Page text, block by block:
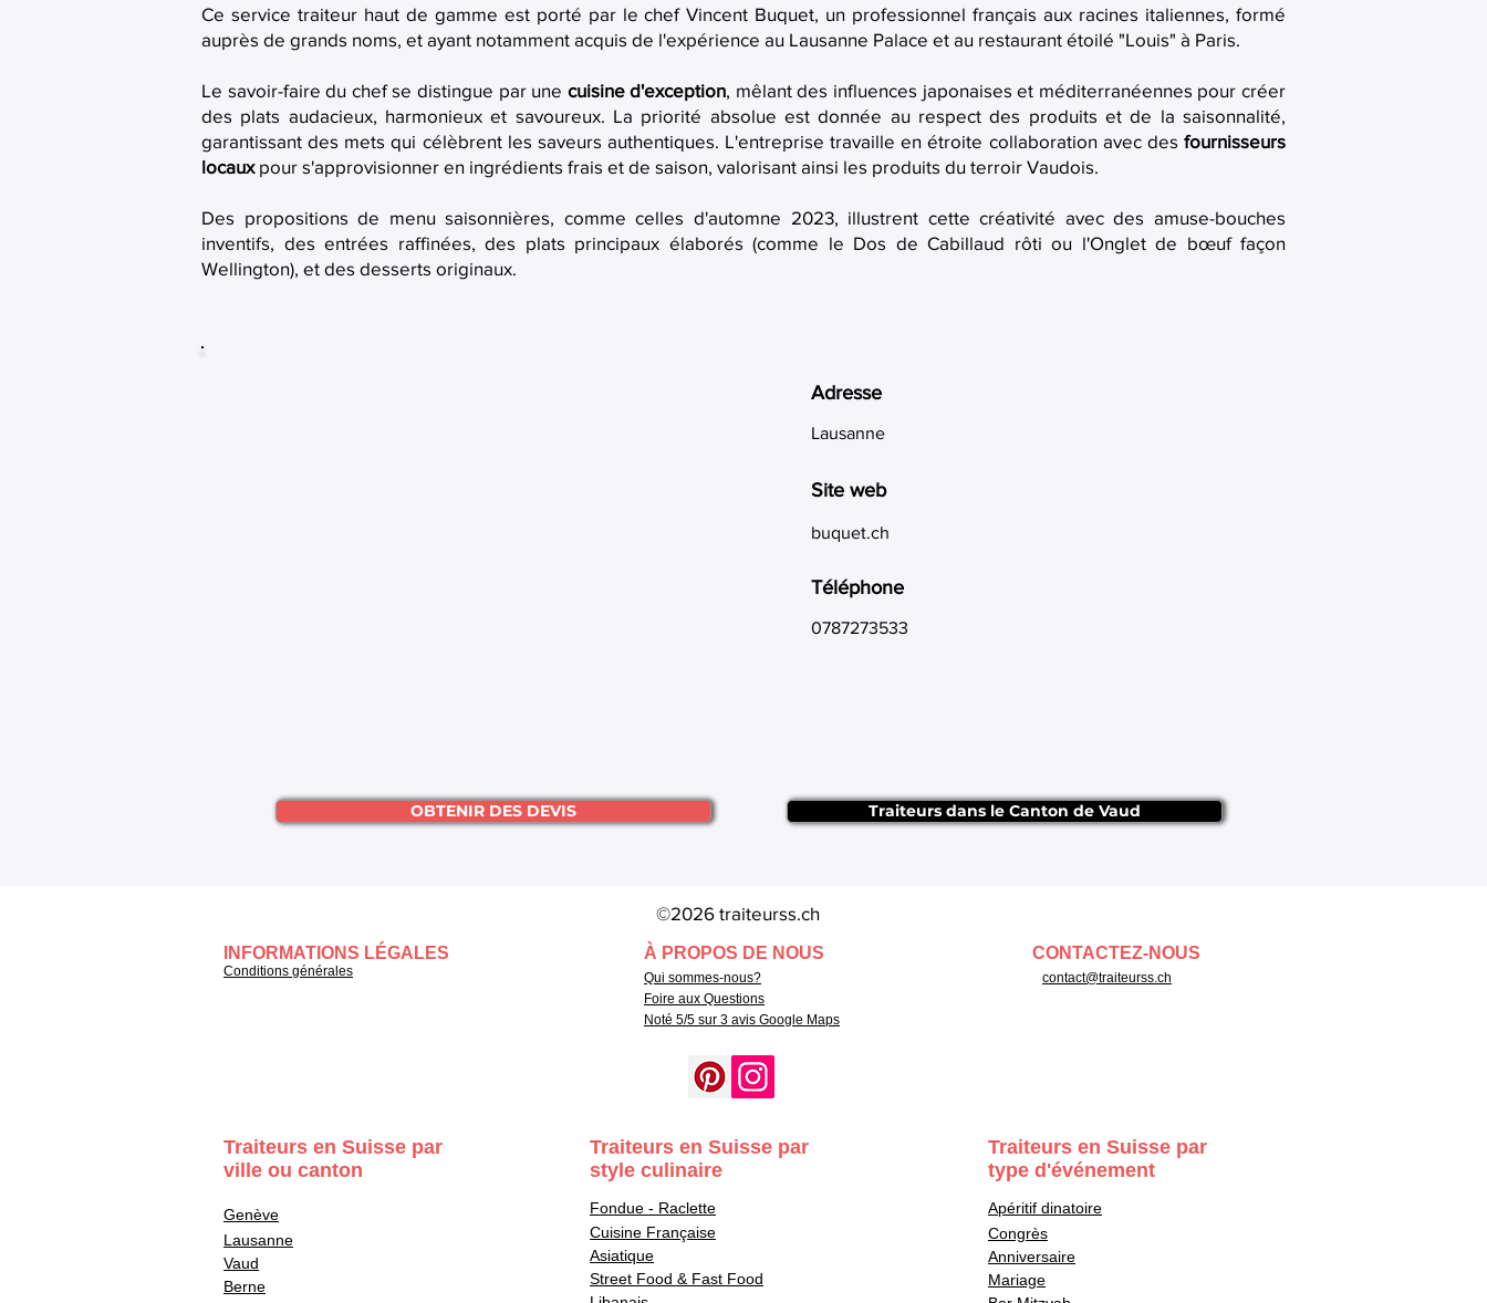
Ce service traiteur haut de gamme est porté par le chef Vincent Buquet, un professionnel français aux racines italiennes, formé
auprès de grands noms, et ayant notamment acquis de l'expérience au Lausanne Palace et au restaurant étoilé "Louis" à Paris.
Le savoir-faire du chef se distingue par une cuisine d'exception, mêlant des influences japonaises et méditerranéennes pour créer
des plats audacieux, harmonieux et savoureux. La priorité absolue est donnée au respect des produits et de la saisonnalité,
garantissant des mets qui célèbrent les saveurs authentiques. L'entreprise travaille en étroite collaboration avec des fournisseurs
locauxpour s'approvisionner en ingrédients frais et de saison, valorisant ainsi les produits du terroir Vaudois.
Des propositions de menu saisonnières, comme celles d'automne 2023, illustrent cette créativité avec des amuse-bouches
inventifs, des entrées raffinées, des plats principaux élaborés (comme le Dos de Cabillaud rôti ou l'Onglet de bœuf façon
Wellington), et des desserts originaux.
Adresse
Lausanne
Site web
buquet.ch
Téléphone
0787273533
OBTENIR DES DEVIS Traiteurs dans le Canton de Vaud
©2026 traiteurss.ch
INFORMATIONS LÉGALES
Conditions générales
À PROPOS DE NOUS
Qui sommes-nous?
CONTACTEZ-NOUS
contact@traiteurss.ch
Foire aux Questions
Noté 5/5 sur 3 avis Google Maps
Traiteurs en Suisse par
ville ou canton
Genève
Lausanne
Vaud
Berne
Traiteurs en Suisse par
style culinaire
Fondue - Raclette
Cuisine Française
Asiatique
Street Food & Fast Food
Traiteurs en Suisse par
type d'événement
Apéritif dinatoire
Congrès
Anniversaire
Mariage